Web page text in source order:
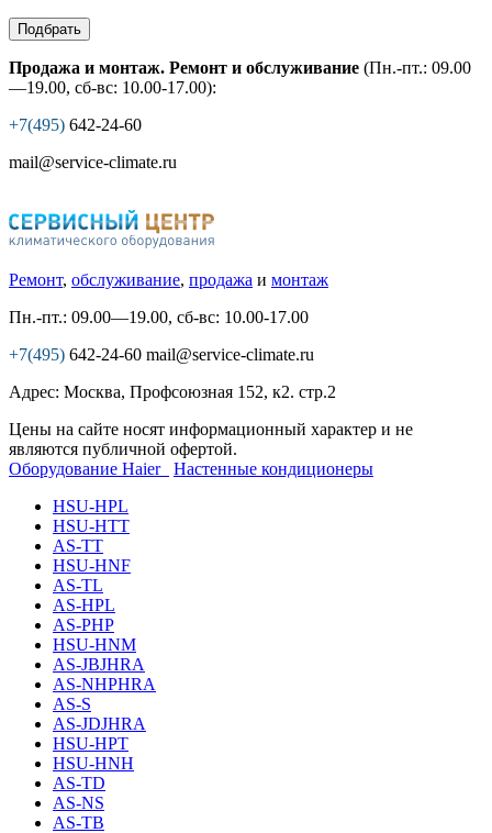
Подбрать
Продажа и монтаж. Ремонт и обслуживание (Пн.-пт.: 09.00
—19.00, сб-вс: 10.00-17.00):
+7(495) 642-24-60
mail@service-climate.ru
Ремонт, обслуживание, продажа и монтаж
Пн.-пт.: 09.00—19.00, сб-вс: 10.00-17.00
+7(495) 642-24-60 mail@service-climate.ru
Адрес: Москва, Профсоюзная 152, к2. стр.2
Цены на сайте носят информационный характер и не
являются публичной офертой.
Оборудование Haier
Настенные кондиционеры
HSU-HPL
HSU-HTT
AS-TT
HSU-HNF
AS-TL
AS-HPL
AS-PHP
HSU-HNM
AS-JBJHRA
AS-NHPHRA
AS-S
AS-JDJHRA
HSU-HPT
HSU-HNH
AS-TD
AS-NS
AS-TB